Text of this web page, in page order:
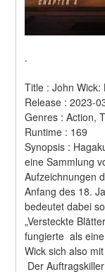
.
Title : John
Release : 2023-
Genres : Action,
Runtime : 169
Synopsis :
eine Sammlung
Aufzeichnungen
Anfang des 18.
bedeutet dabei
„Versteckte
fungierte  als
Wick sich also